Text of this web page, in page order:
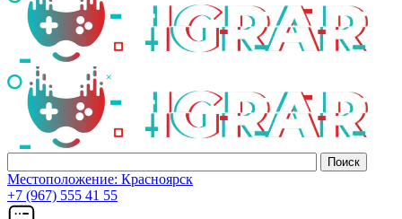
Местоположение: Красноярск
+7 (967) 555 41 55